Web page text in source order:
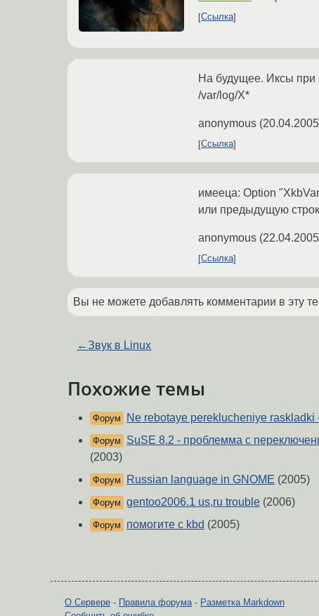
Ссылка
На будущее. Иксы при
/var/log/X*
anonymous (
Ссылка
имееца: Option
или предыдущую
anonymous (
Ссылка
Вы не можете добавлять комментарии в эту
←Звук в Linux
Похожие темы
Форум Ne rebotaye pereklucheniye raskladki
Форум
SuSE 8.2 - проблемма с
(2003)
Форум Russian language in GNOME (2005)
Форум gentoo2006.1 us,ru trouble (2006)
Форум помогите с kbd (2005)
О Сервере - Правила форума- Разметка Markdown